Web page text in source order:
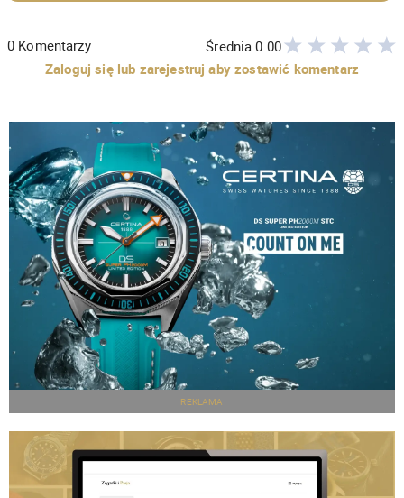
0 Komentarzy Średnia0.00
Zaloguj się lub zarejestruj aby zostawić komentarz
REKLAMA